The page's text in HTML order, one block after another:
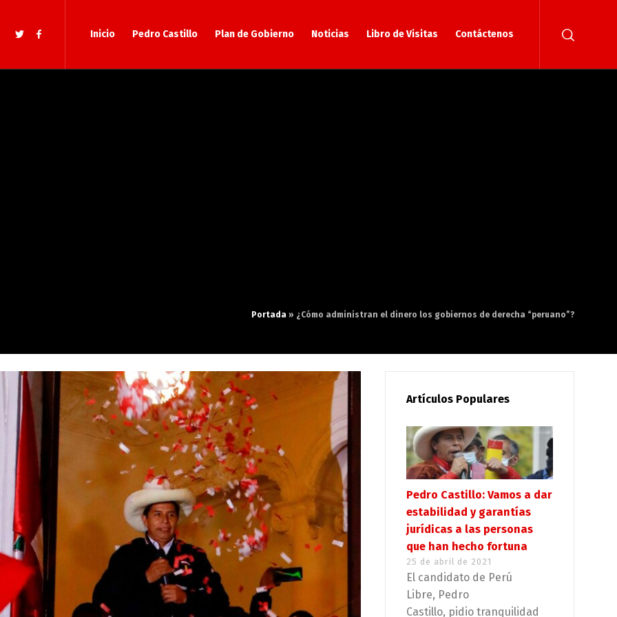
Inicio Pedro Castillo Plan de Gobierno Noticias Libro de Visitas Contáctenos
Portada » ¿Cómo administran el dinero los gobiernos de derecha “peruano”?
Artículos Populares
Pedro Castillo: Vamos a dar
estabilidad y garantías
jurídicas a las personas
que han hecho fortuna
25 de abril de 2021
El candidato de Perú
Libre, Pedro
Castillo, pidio tranquilidad